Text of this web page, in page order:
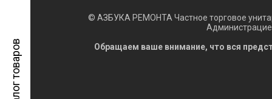
Каталог товаров
© АЗБУКА РЕМОНТА Частное торговое
Обращаем ваше внимание, что вся